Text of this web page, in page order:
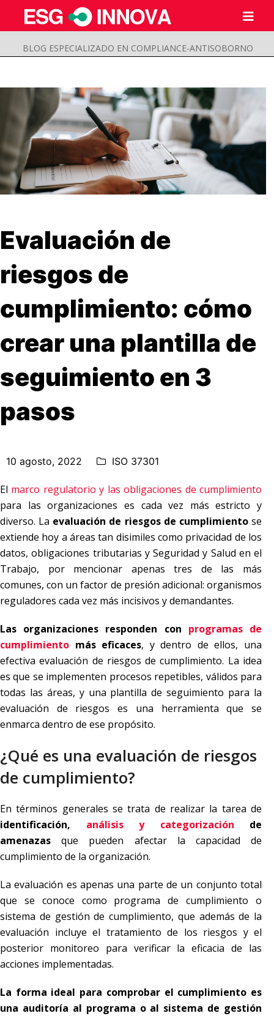
BLOG ESPECIALIZADO EN COMPLIANCE-ANTISOBORNO
Buscar
Evaluación de
riesgos de
cumplimiento: cómo
crear una plantilla de
seguimiento en 3
pasos
10 agosto, 2022 ISO 37301
El marco regulatorio y las obligaciones de cumplimiento
para las organizaciones es cada vez más estricto y
diverso. La evaluación de riesgos de cumplimientose
extiende hoy a áreas tan disimiles como privacidad de los
datos, obligaciones tributarias y Seguridad y Salud en el
Trabajo, por mencionar apenas tres de las más
comunes, con un factor de presión adicional: organismos
reguladores cada vez más incisivos y demandantes.
Las organizaciones responden con programas de
cumplimiento más eficaces, y dentro de ellos, una
efectiva evaluación de riesgos de cumplimiento. La idea
es que se implementen procesos repetibles, válidos para
todas las áreas, y una plantilla de seguimiento para la
evaluación de riesgos es una herramienta que se
enmarca dentro de ese propósito.
¿Qué es una evaluación de riesgos
de cumplimiento?
En términos generales se trata de realizar la tarea de
identificación, análisis y categorización de
amenazas que pueden afectar la capacidad de
cumplimiento de la organización.
La evaluación es apenas una parte de un conjunto total
que se conoce como programa de cumplimiento o
sistema de gestión de cumplimiento, que además de la
evaluación incluye el tratamiento de los riesgos y el
posterior monitoreo para verificar la eficacia de las
acciones implementadas.
La forma ideal para comprobar el cumplimiento es
una auditoría al programa o al sistema de gestión